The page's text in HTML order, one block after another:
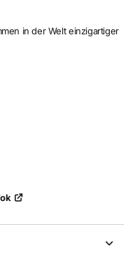
in der Welt einzigartiger